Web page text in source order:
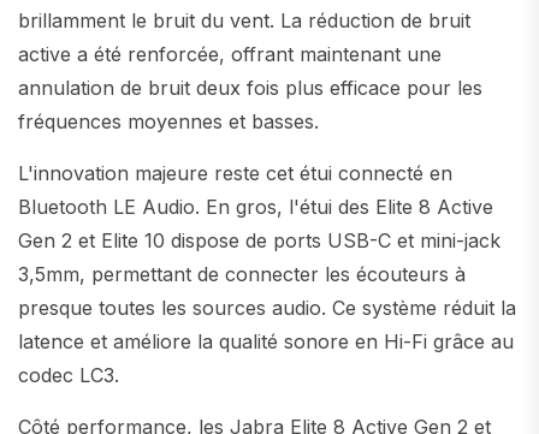
brillamment le bruit du vent. La réduction de bruit
active a été renforcée, offrant maintenant une
annulation de bruit deux fois plus efficace pour les
fréquences moyennes et basses.
L'innovation majeure reste cet étui connecté en
Bluetooth LE Audio. En gros, l'étui des Elite 8 Active
Gen 2 et Elite 10 dispose de ports USB-C et mini-jack
3,5mm, permettant de connecter les écouteurs à
presque toutes les sources audio. Ce système réduit la
latence et améliore la qualité sonore en Hi-Fi grâce au
codec LC3.
Côté performance, les Jabra Elite 8 Active Gen 2 et